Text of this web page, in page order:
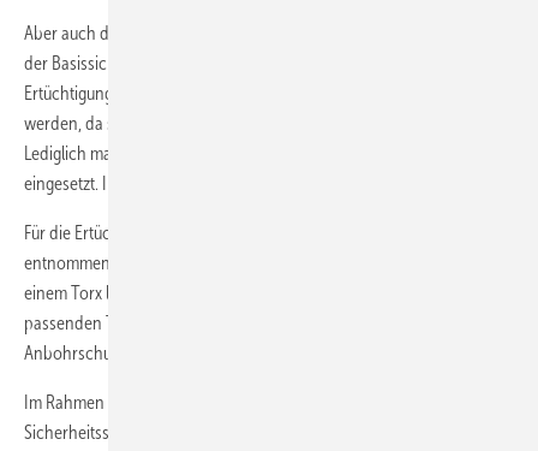
Aber auch direkt am Fenster vor Ort könnte der aluPilot Beschlag von
der Basissicherheit auf RC 2 aufgerüstet werden. Für eine solche
Ertüchtigung müssten die Fensterflügel nicht einmal ausgehängt
werden, da sämtliche Beschlagteile modular aufeinander aufbauen.
Lediglich maximal vier zusätzliche Verschlusspunkte werden
eingesetzt. Ihre Anzahl ist unabhängig von der Fenstergröße.
Für die Ertüchtigung werden die Treibstangen zerstörungsfrei
entnommen und die Sicherheitszusatzverriegelungen eingesetzt. Mit
einem Torx lassen sich diese verschrauben. Dann werden die
passenden Treibstangen eingesetzt, das Getriebe mit einem
Anbohrschutz versehen und eine abschließbare Griffolive montiert.
Im Rahmen werden an den relevanten Stellen
Sicherheitsschließbleche eingesetzt. Für die höherklassige Ausstattung